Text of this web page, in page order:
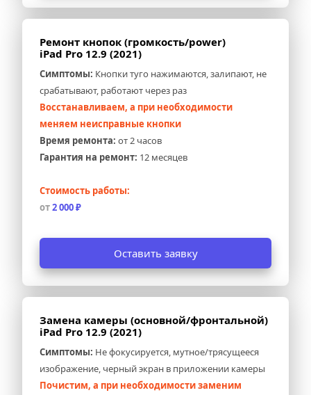
Ремонт кнопок (громкость/power)
iPad Pro 12.9 (2021)
Симптомы: Кнопки туго нажимаются, залипают, не
срабатывают, работают через раз
Восстанавливаем, а при необходимости
меняем неисправные кнопки
Время ремонта: от 2 часов
Гарантия на ремонт: 12 месяцев
Стоимость работы:
от 2 000 ₽
Оставить заявку
Замена камеры (основной/фронтальной)
iPad Pro 12.9 (2021)
Симптомы: Не фокусируется, мутное/трясущееся
изображение, черный экран в приложении камеры
Почистим, а при необходимости заменим